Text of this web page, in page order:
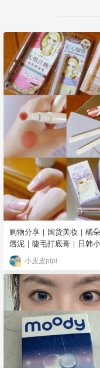
购物分享｜国货美妆｜橘
唇泥｜睫毛打底膏｜日韩
眼线笔｜美甲DIY💅
小皮皮pipi